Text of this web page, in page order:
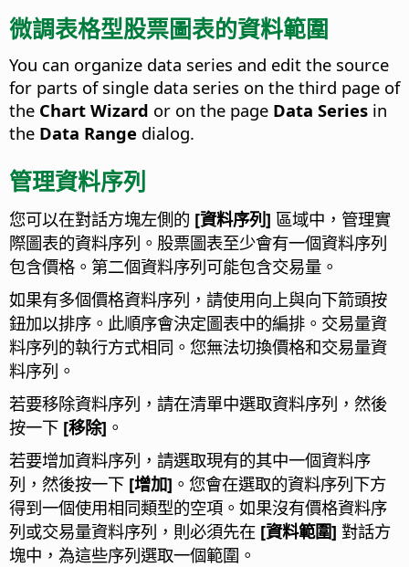
微調表格型股票圖表的資料範圍
You can organize data series and edit the source
for parts of single data series on the third page of
the Chart Wizard or on the page Data Series in
the Data Range dialog.
管理資料序列
您可以在對話方塊左側的 [資料序列] 區域中，管理實
際圖表的資料序列。股票圖表至少會有一個資料序列
包含價格。第二個資料序列可能包含交易量。
如果有多個價格資料序列，請使用向上與向下箭頭按
鈕加以排序。此順序會決定圖表中的編排。交易量資
料序列的執行方式相同。您無法切換價格和交易量資
料序列。
若要移除資料序列，請在清單中選取資料序列，然後
按一下 [移除] 。
若要增加資料序列，請選取現有的其中一個資料序
列，然後按一下 [增加] 。您會在選取的資料序列下方
得到一個使用相同類型的空項。如果沒有價格資料序
列或交易量資料序列，則必須先在 [資料範圍] 對話方
塊中，為這些序列選取一個範圍。